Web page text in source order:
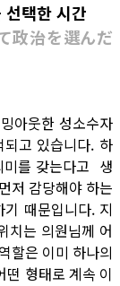
택한 시간
政治を選んだ
아웃한 성소수자
되고 있습니다. 하
미를 갖는다고 생
저 감당해야 하는
때문입니다. 지
치는 의원님께 어
할은 이미 하나의
떤 형태로 계속 이